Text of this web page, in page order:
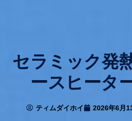
セラミック発
ースヒータ
ティムダイホイ 2026年6月